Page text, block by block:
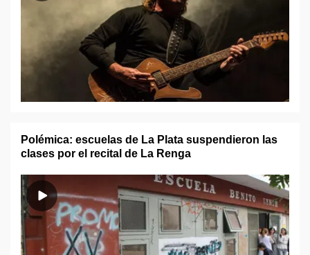
Polémica: escuelas de La Plata suspendieron las
clases por el recital de La Renga